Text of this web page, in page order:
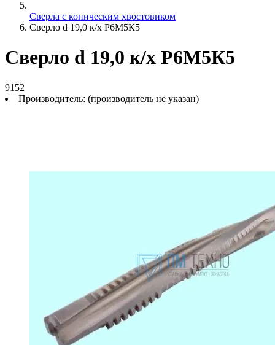
Сверла с коническим хвостовиком
Сверло d 19,0 к/х Р6М5К5
Сверло d 19,0 к/х Р6М5К5
9152
Производитель: (производитель не указан)